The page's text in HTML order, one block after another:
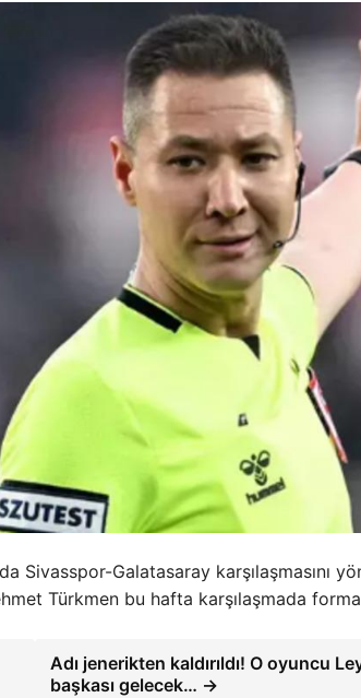
Sivasspor-Galatasaray karşılaşmasını
Türkmen bu hafta karşılaşmada
Adı jenerikten kaldırıldı! O oyuncu
başkası gelecek… →